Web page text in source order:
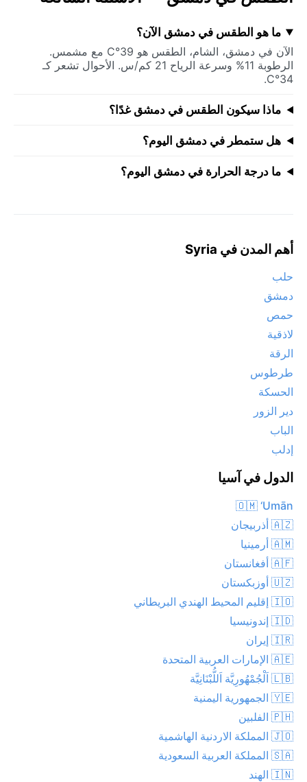
ما هو الطقس في دمشق الآن؟
الآن في دمشق، الشام، الطقس هو 39°C مع مشمس.
الرطوبة 11% وسرعة الرياح 21 كم/س. الأحوال تشعر كـ
34°C.
ماذا سيكون الطقس في دمشق غدًا؟
هل ستمطر في دمشق اليوم؟
ما درجة الحرارة في دمشق اليوم؟
أهم المدن في Syria
حلب
دمشق
حمص
لاذقية
الرقة
طرطوس
الحسكة
دير الزور
الباب
إدلب
الدول في آسيا
🇴🇲 ‘Umān
🇦🇿 أذربيجان
🇦🇲 أرمينيا
🇦🇫 أفغانستان
🇺🇿 أوزبكستان
🇮🇴 إقليم المحيط الهندي البريطاني
🇮🇩 إندونيسيا
🇮🇷 إيران
🇦🇪 الإمارات العربية المتحدة
🇱🇧 اَلْجُمْهُورِيَّة اَللُّبْنَانِيَّة
🇾🇪 الجمهورية اليمنية
🇵🇭 الفلبين
🇯🇴 المملكة الاردنية الهاشمية
🇸🇦 المملكة العربية السعودية
🇮🇳 الهند